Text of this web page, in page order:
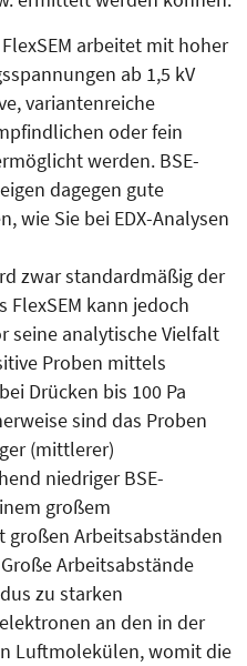
arbeitet mit hoher
ab 1,5 kV
variantenreiche
oder fein
werden. BSE-
dagegen gute
wie Sie bei EDX-Analysen
zwar standardmäßig der
FlexSEM kann jedoch
seine analytische Vielfalt
Proben mittels
Drücken bis 100 Pa
sind das Proben
(mittlerer)
niedriger BSE-
großem
großen Arbeitsabständen
Arbeitsabstände
zu starken
an den in der
Luftmolekülen, womit die